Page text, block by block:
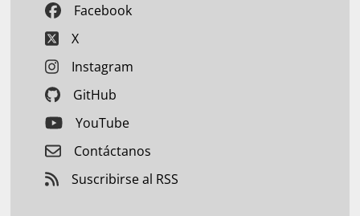
Facebook
X
Instagram
GitHub
YouTube
Contáctanos
Suscribirse al RSS